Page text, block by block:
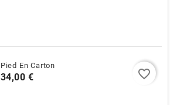
Pied En Carton
34,00 €Prix favorite_border